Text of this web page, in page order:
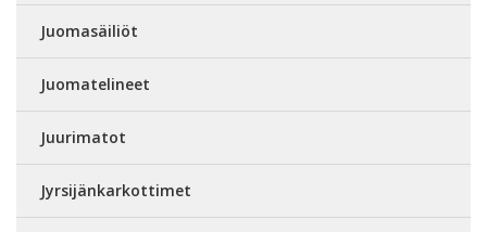
Juomasäiliöt
Juomatelineet
Juurimatot
Jyrsijänkarkottimet